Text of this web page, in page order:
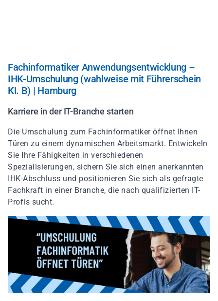
Fachinformatiker Anwendungsentwicklung –
IHK-Umschulung (wahlweise mit Führerschein
Kl. B) | Hamburg
Karriere in der IT-Branche starten
Die Umschulung zum Fachinformatiker öffnet Ihnen
Türen zu einem dynamischen Arbeitsmarkt. Entwickeln
Sie Ihre Fähigkeiten in verschiedenen
Spezialisierungen, sichern Sie sich einen anerkannten
IHK-Abschluss und positionieren Sie sich als gefragte
Fachkraft in einer Branche, die nach qualifizierten IT-
Profis sucht.